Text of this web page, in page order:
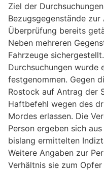
Ziel der
Bezugsgegenstände
Überprüfung bereits
Neben mehreren
Fahrzeuge
Durchsuchungen wurde
festgenommen. Gegen
Rostock auf Antrag der
Haftbefehl wegen des
Mordes erlassen. Die
Person ergeben sich
bislang ermittelten
Weitere Angaben zur
Verhältnis sie zum